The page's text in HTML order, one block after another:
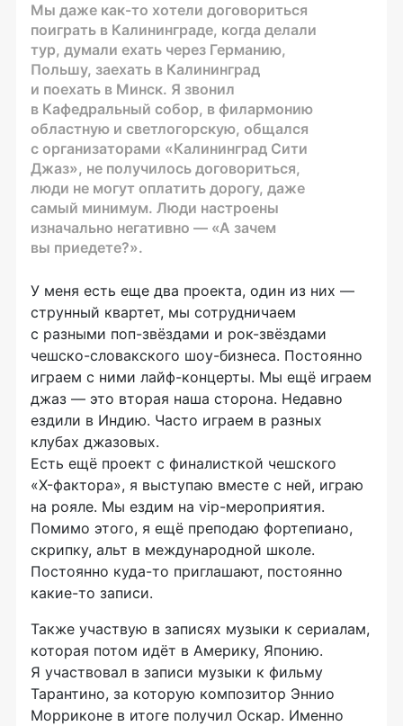
Мы даже как-то хотели договориться
поиграть в Калининграде, когда делали
тур, думали ехать через Германию,
Польшу, заехать в Калининград
и поехать в Минск. Я звонил
в Кафедральный собор, в филармонию
областную и светлогорскую, общался
с организаторами «Калининград Сити
Джаз», не получилось договориться,
люди не могут оплатить дорогу, даже
самый минимум. Люди настроены
изначально негативно — «А зачем
вы приедете?».
У меня есть еще два проекта, один из них —
струнный квартет, мы сотрудничаем
с разными поп-звёздами и рок-звёздами
чешско-словакского шоу-бизнеса. Постоянно
играем с ними лайф-концерты. Мы ещё играем
джаз — это вторая наша сторона. Недавно
ездили в Индию. Часто играем в разных
клубах джазовых.
Есть ещё проект с финалисткой чешского
«X-фактора», я выступаю вместе с ней, играю
на рояле. Мы ездим на vip-мероприятия.
Помимо этого, я ещё преподаю фортепиано,
скрипку, альт в международной школе.
Постоянно куда-то приглашают, постоянно
какие-то записи.
Также участвую в записях музыки к сериалам,
которая потом идёт в Америку, Японию.
Я участвовал в записи музыки к фильму
Тарантино, за которую композитор Эннио
Морриконе в итоге получил Оскар. Именно